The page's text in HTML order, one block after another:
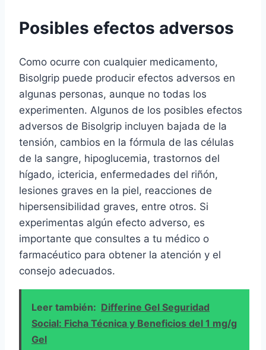
Posibles efectos adversos
Como ocurre con cualquier medicamento,
Bisolgrip puede producir efectos adversos en
algunas personas, aunque no todas los
experimenten. Algunos de los posibles efectos
adversos de Bisolgrip incluyen bajada de la
tensión, cambios en la fórmula de las células
de la sangre, hipoglucemia, trastornos del
hígado, ictericia, enfermedades del riñón,
lesiones graves en la piel, reacciones de
hipersensibilidad graves, entre otros. Si
experimentas algún efecto adverso, es
importante que consultes a tu médico o
farmacéutico para obtener la atención y el
consejo adecuados.
Leer también: Differine Gel Seguridad
Social: Ficha Técnica y Beneficios del 1 mg/g
Gel